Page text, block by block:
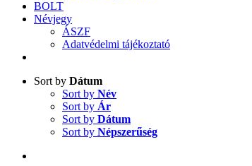
BOLT
Névjegy
ÁSZF
Adatvédelmi tájékoztató
Sort by Dátum
Sort by Név
Sort by Ár
Sort by Dátum
Sort by Népszerűség